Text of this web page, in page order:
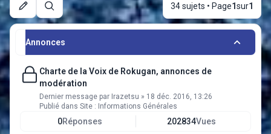
Rechercher
34 sujets • Page1sur1
Annonces
Charte de la Voix de Rokugan, annonces de
modération
Dernier message par Irazetsu » 18 déc. 2016, 13:26
Publié dans Site : Informations Générales
0Réponses 202834Vues